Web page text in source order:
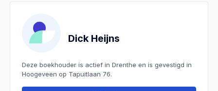
Dick Heijns
Deze boekhouder is actief in Drenthe en is gevestigd in
Hoogeveen op Tapuitlaan 76.